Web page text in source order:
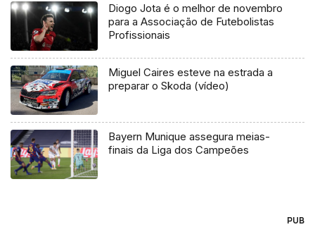
Diogo Jota é o melhor de novembro
para a Associação de Futebolistas
Profissionais
Miguel Caires esteve na estrada a
preparar o Skoda (vídeo)
Bayern Munique assegura meias-
finais da Liga dos Campeões
PUB